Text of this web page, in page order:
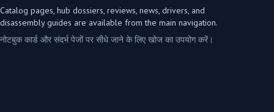
Catalog pages, hub dossiers, reviews, news, drivers, and
disassembly guides are available from the main navigation.
नोटबुक कार्ड और संदर्भ पेजों पर सीधे जाने के लिए खोज का उपयोग करें।